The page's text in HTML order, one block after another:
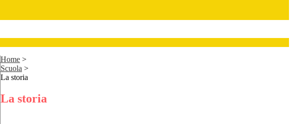
Home >
Scuola >
La storia
La storia